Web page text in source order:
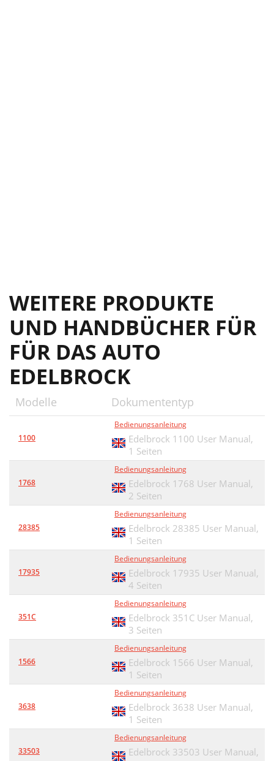
WEITERE PRODUKTE
UND HANDBÜCHER FÜR
FÜR DAS AUTO
EDELBROCK
Modelle Dokumententyp
1100
Bedienungsanleitung
Edelbrock 1100 User Manual,
1 Seiten
1768
Bedienungsanleitung
Edelbrock 1768 User Manual,
2 Seiten
28385
Bedienungsanleitung
Edelbrock 28385 User Manual,
1 Seiten
17935
Bedienungsanleitung
Edelbrock 17935 User Manual,
4 Seiten
351C
Bedienungsanleitung
Edelbrock 351C User Manual,
3 Seiten
1566
Bedienungsanleitung
Edelbrock 1566 User Manual,
1 Seiten
3638
Bedienungsanleitung
Edelbrock 3638 User Manual,
1 Seiten
33503
Bedienungsanleitung
Edelbrock 33503 User Manual,